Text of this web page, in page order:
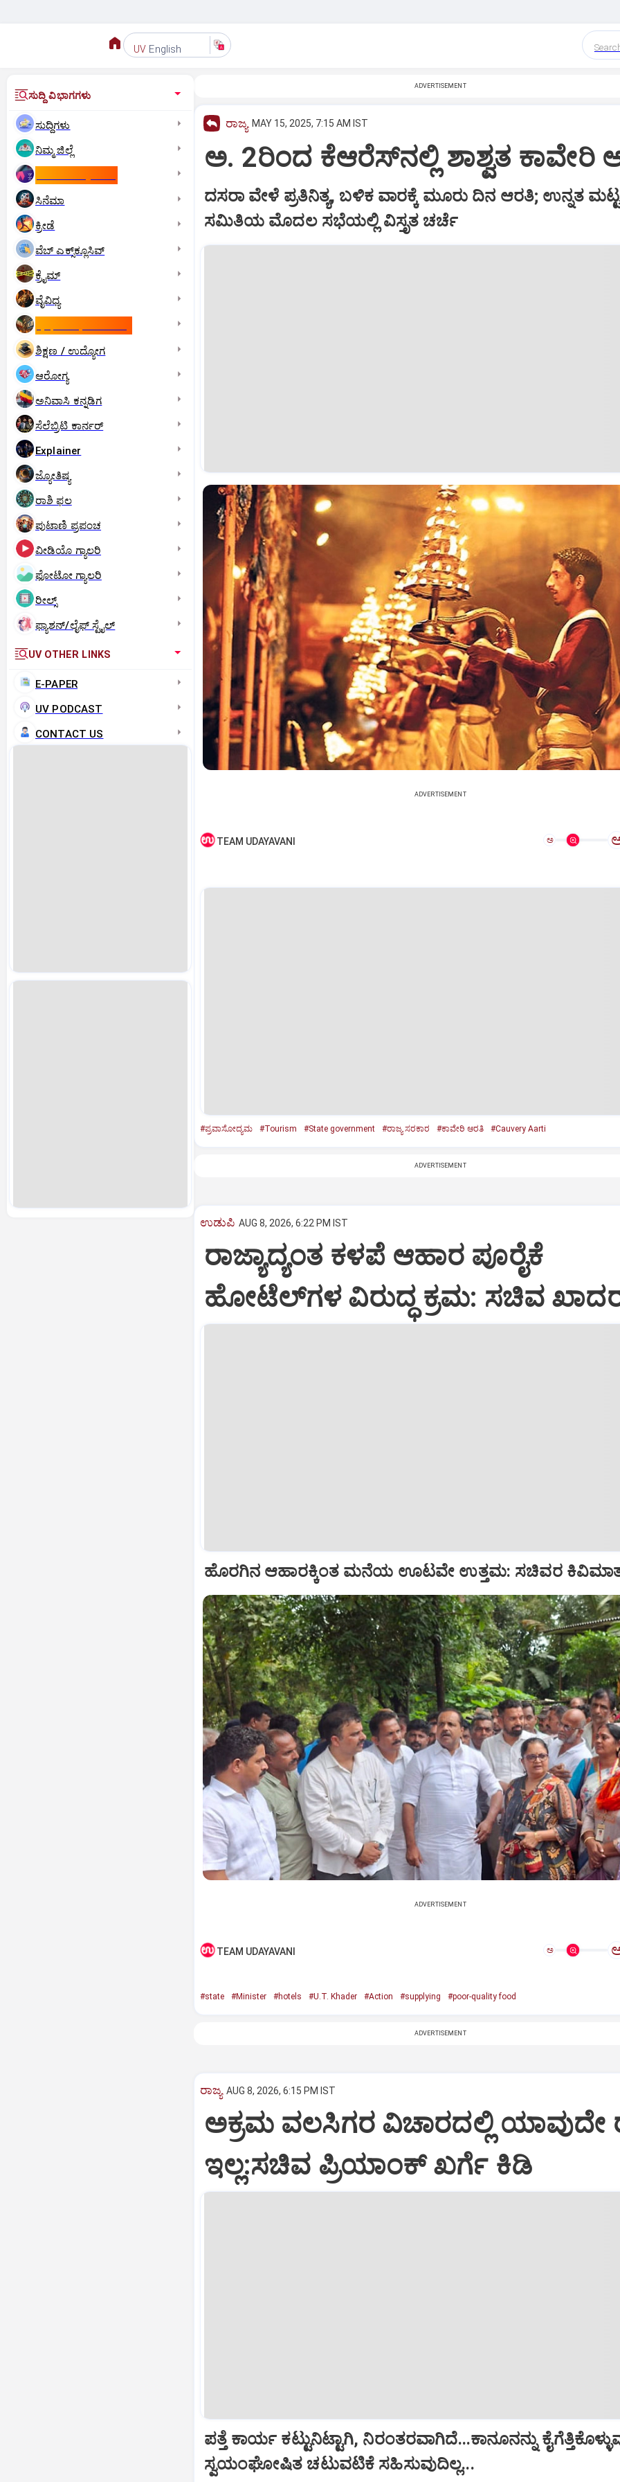
UV English
ಸುದ್ದಿ ವಿಭಾಗಗಳು
ಸುದ್ದಿಗಳು
ನಿಮ್ಮ ಜಿಲ್ಲೆ
ಸಿನೆಮಾ
ಕ್ರೀಡೆ
ವೆಬ್ ಎಕ್ಸ್‌ಕ್ಲೂಸಿವ್
ಕ್ರೈಮ್
ವೈವಿಧ್ಯ
ಶಿಕ್ಷಣ / ಉದ್ಯೋಗ
ಆರೋಗ್ಯ
ಅನಿವಾಸಿ ಕನ್ನಡಿಗ
ಸೆಲೆಬ್ರಿಟಿ ಕಾರ್ನರ್‌
Explainer
ಜ್ಯೋತಿಷ್ಯ
ರಾಶಿ ಫಲ
ಪುಟಾಣಿ ಪ್ರಪಂಚ
ವೀಡಿಯೊ ಗ್ಯಾಲರಿ
ಫೋಟೋ ಗ್ಯಾಲರಿ
ರೀಲ್ಸ್
ಫ್ಯಾಶನ್/ಲೈಫ್‌ ಸ್ಟೈಲ್
UV OTHER LINKS
E-PAPER
UV PODCAST
CONTACT US
ADVERTISEMENT
ರಾಜ್ಯ MAY 15, 2025, 7:15 AM IST
ಅ. 2ರಿಂದ ಕೆಆರೆಸ್‌ನಲ್ಲಿ ಶಾಶ್ವತ ಕಾವೇರಿ
ದಸರಾ ವೇಳೆ ಪ್ರತಿನಿತ್ಯ, ಬಳಿಕ ವಾರಕ್ಕೆ ಮೂರು ದಿನ ಆರತಿ; ಉನ್ನತ
ಸಮಿತಿಯ ಮೊದಲ ಸಭೆಯಲ್ಲಿ ವಿಸ್ತೃತ ಚರ್ಚೆ
ADVERTISEMENT
TEAM UDAYAVANI ಅ
#ಪ್ರವಾಸೋದ್ಯಮ #Tourism #State government #ರಾಜ್ಯ ಸರಕಾರ #ಕಾವೇರಿ ಆರತಿ #Cauvery Aarti
ADVERTISEMENT
ಉಡುಪಿ AUG 8, 2026, 6:22 PM IST
ರಾಜ್ಯಾದ್ಯಂತ ಕಳಪೆ ಆಹಾರ ಪೂರೈಕೆ
ಹೋಟೆಲ್‌ಗಳ ವಿರುದ್ಧ ಕ್ರಮ: ಸಚಿವ
ಹೊರಗಿನ ಆಹಾರಕ್ಕಿಂತ ಮನೆಯ ಊಟವೇ ಉತ್ತಮ: ಸಚಿವರ
ADVERTISEMENT
TEAM UDAYAVANI ಅ
#state #Minister #hotels #U.T. Khader #Action #supplying #poor-quality food
ADVERTISEMENT
ರಾಜ್ಯ AUG 8, 2026, 6:15 PM IST
ಅಕ್ರಮ ವಲಸಿಗರ ವಿಚಾರದಲ್ಲಿ ಯಾವುದೇ
ಇಲ್ಲ:ಸಚಿವ ಪ್ರಿಯಾಂಕ್ ಖರ್ಗೆ ಕಿಡಿ
ಪತ್ತೆ ಕಾರ್ಯ ಕಟ್ಟುನಿಟ್ಟಾಗಿ, ನಿರಂತರವಾಗಿದೆ...ಕಾನೂನನ್ನು
ಸ್ವಯಂಘೋಷಿತ ಚಟುವಟಿಕೆ ಸಹಿಸುವುದಿಲ್ಲ...